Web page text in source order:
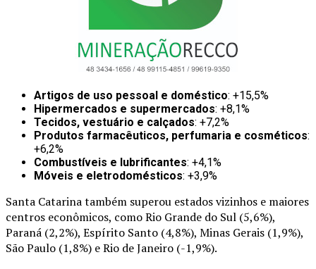
Artigos de uso pessoal e doméstico: +15,5%
Hipermercados e supermercados: +8,1%
Tecidos, vestuário e calçados: +7,2%
Produtos farmacêuticos, perfumaria e cosméticos:
+6,2%
Combustíveis e lubrificantes: +4,1%
Móveis e eletrodomésticos: +3,9%
Santa Catarina também superou estados vizinhos e maiores
centros econômicos, como Rio Grande do Sul (5,6%),
Paraná (2,2%), Espírito Santo (4,8%), Minas Gerais (1,9%),
São Paulo (1,8%) e Rio de Janeiro (-1,9%).